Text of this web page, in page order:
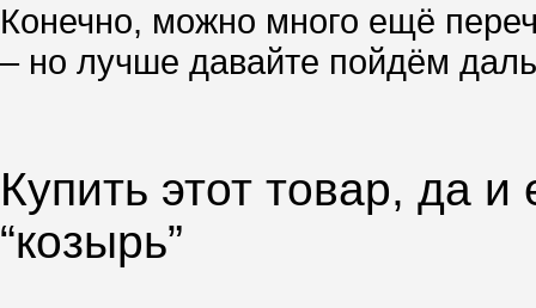
Конечно, можно много ещё
– но лучше давайте пойдём
Купить этот товар, да
“козырь”